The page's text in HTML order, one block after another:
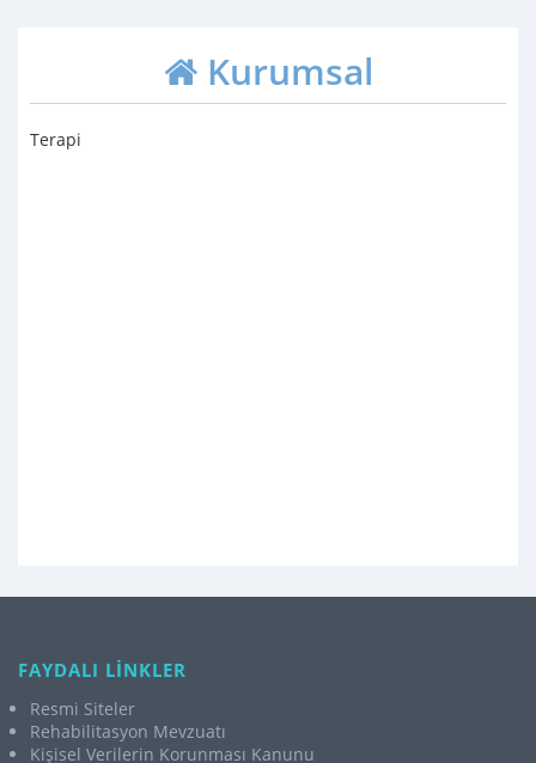
Kurumsal
Terapi
FAYDALI LİNKLER
Resmi Siteler
Rehabilitasyon Mevzuatı
Kişisel Verilerin Korunması Kanunu